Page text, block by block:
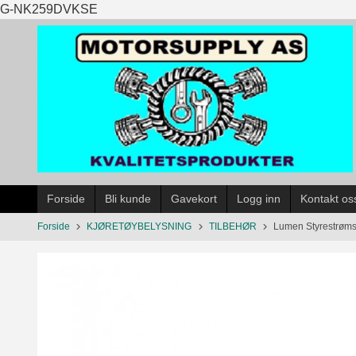
G-NK259DVKSE
til
innholdet
Forside Bli kunde Gavekort Logg inn Kontakt
Forside KJØRETØYBELYSNING TILBEHØR Lumen